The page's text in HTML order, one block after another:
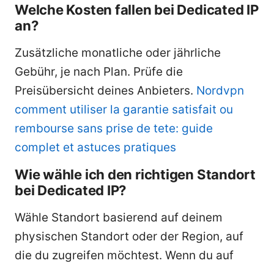
Welche Kosten fallen bei Dedicated IP
an?
Zusätzliche monatliche oder jährliche
Gebühr, je nach Plan. Prüfe die
Preisübersicht deines Anbieters. Nordvpn
comment utiliser la garantie satisfait ou
rembourse sans prise de tete: guide
complet et astuces pratiques
Wie wähle ich den richtigen Standort
bei Dedicated IP?
Wähle Standort basierend auf deinem
physischen Standort oder der Region, auf
die du zugreifen möchtest. Wenn du auf